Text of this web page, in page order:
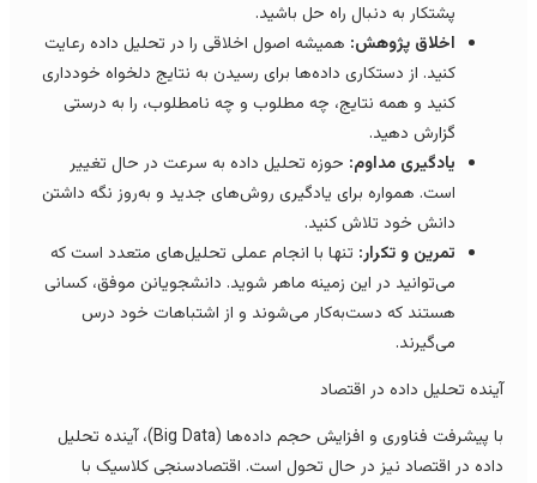
پشتکار به دنبال راه حل باشید.
اخلاق پژوهش:همیشه اصول اخلاقی را در تحلیل داده رعایت
کنید. از دستکاری داده‌ها برای رسیدن به نتایج دلخواه خودداری
کنید و همه نتایج، چه مطلوب و چه نامطلوب، را به درستی
گزارش دهید.
یادگیری مداوم:حوزه تحلیل داده به سرعت در حال تغییر
است. همواره برای یادگیری روش‌های جدید و به‌روز نگه داشتن
دانش خود تلاش کنید.
تمرین و تکرار: تنها با انجام عملی تحلیل‌های متعدد است که
می‌توانید در این زمینه ماهر شوید. دانشجویانن موفق، کسانی
هستند که دست‌به‌کار می‌شوند و از اشتباهات خود درس
می‌گیرند.
تحلیل داده در اقتصاد
با پیشرفت فناوری و افزایش حجم داده‌ها (Big Data)، آینده تحلیل
در اقتصاد نیز در حال تحول است. اقتصادسنجی کلاسیک با